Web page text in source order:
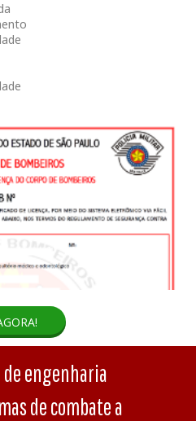
engenharia
de combate a